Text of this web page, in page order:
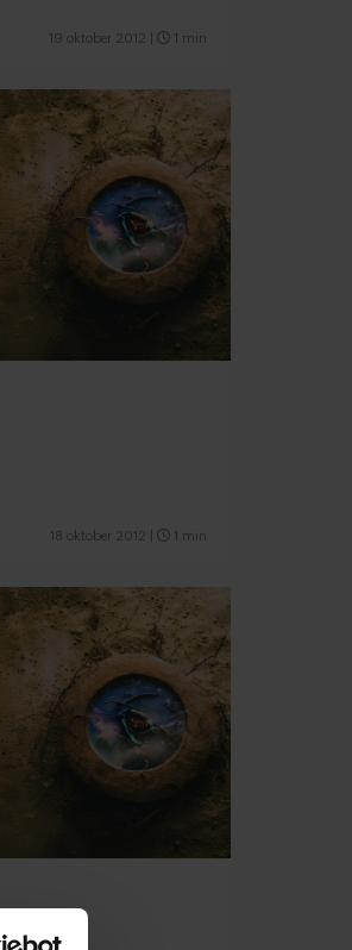
19 oktober 2012 1 min
18 oktober 2012 1 min